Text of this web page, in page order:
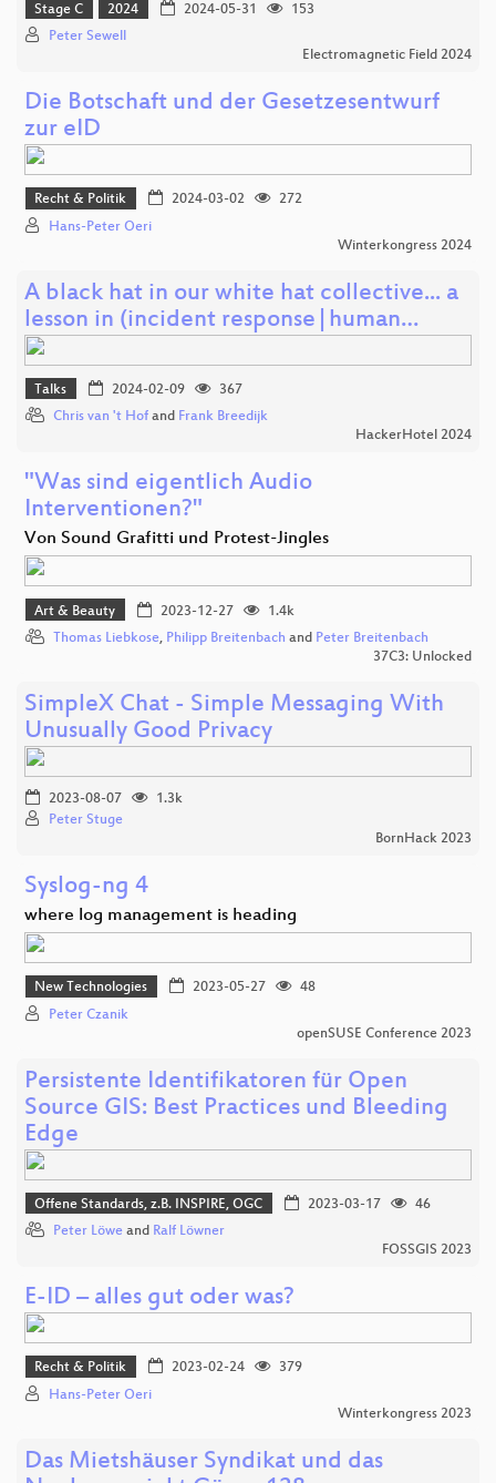
Stage C 2024 2024-05-31
153
Peter Sewell
Electromagnetic Field 2024
Die Botschaft und der Gesetzesentwurf
zur eID
Recht & Politik 2024-03-02
272
Hans-Peter Oeri
Winterkongress 2024
A black hat in our white hat collective... a
lesson in (incident response|human…
Talks 2024-02-09
367
Chris van 't Hof and Frank Breedijk
HackerHotel 2024
"Was sind eigentlich Audio
Interventionen?"
Von Sound Grafitti und Protest-Jingles
Art & Beauty 2023-12-27
1.4k
Thomas Liebkose, Philipp Breitenbach and Peter Breitenbach
37C3: Unlocked
SimpleX Chat - Simple Messaging With
Unusually Good Privacy
2023-08-07
1.3k
Peter Stuge
BornHack 2023
Syslog-ng 4
where log management is heading
New Technologies 2023-05-27
48
Peter Czanik
openSUSE Conference 2023
Persistente Identifikatoren für Open
Source GIS: Best Practices und Bleeding
Edge
Offene Standards, z.B. INSPIRE, OGC 2023-03-17
46
Peter Löwe and Ralf Löwner
FOSSGIS 2023
E-ID – alles gut oder was?
Recht & Politik 2023-02-24
379
Hans-Peter Oeri
Winterkongress 2023
Das Mietshäuser Syndikat und das